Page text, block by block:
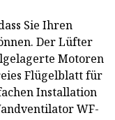
Sie Ihren
Der Lüfter
Motoren
Flügelblatt für
Installation
WF-